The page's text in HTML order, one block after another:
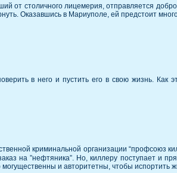
от столичного лицемерия, отправляется
Оказавшись в Мариуполе, ей предстоит
в него и пустить его в свою жизнь. Как
криминальной организации “профсоюз
на ”нефтяника”. Но, киллеру поступает и
и авторитетны, чтобы испортить